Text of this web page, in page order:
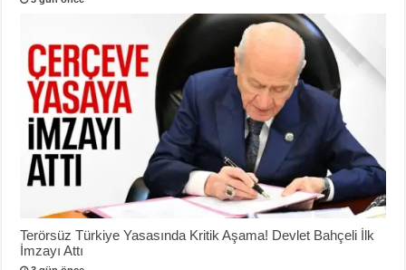
Terörsüz Türkiye Yasasında Kritik Aşama! Devlet Bahçeli İlk
İmzayı Attı